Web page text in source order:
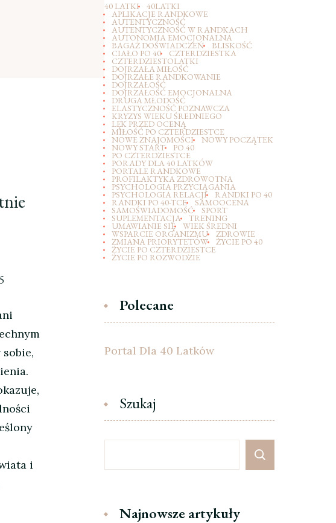
i
40 LATKI 40LATKI
APLIKACJE RANDKOWE
AUTENTYCZNOŚĆ
AUTENTYCZNOŚĆ W RANDKACH
AUTONOMIA EMOCJONALNA
BAGAŻ DOŚWIADCZEŃ BLISKOŚĆ
CIAŁO PO 40 CZTERDZIESTKA
CZTERDZIESTOLATKI
DOJRZAŁA MIŁOŚĆ
DOJRZAŁE RANDKOWANIE
DOJRZAŁOŚĆ
DOJRZAŁOŚĆ EMOCJONALNA
DRUGA MŁODOŚĆ
ELASTYCZNOŚĆ POZNAWCZA
KRYZYS WIEKU ŚREDNIEGO
LĘK PRZED OCENĄ
MIŁOŚĆ PO CZTERDZIESTCE
NOWE ZNAJOMOŚCI NOWY POCZĄTEK
NOWY START PO 40
PO CZTERDZIESTCE
PORADY DLA 40 LATKÓW
PORTALE RANDKOWE
PROFILAKTYKA ZDROWOTNA
PSYCHOLOGIA PRZYCIĄGANIA
PSYCHOLOGIA RELACJI RANDKI PO 40
RANDKI PO 40-TCE SAMOOCENA
SAMOŚWIADOMOŚĆ SPORT
SUPLEMENTACJA TRENING
UMAWIANIE SIĘ WIEK ŚREDNI
WSPARCIE ORGANIZMU ZDROWIE
ZMIANA PRIORYTETÓW ŻYCIE PO 40
ŻYCIE PO CZTERDZIESTCE
ŻYCIE PO ROZWODZIE
Polecane
Portal Dla 40 Latków
Szukaj
Najnowsze artykuły